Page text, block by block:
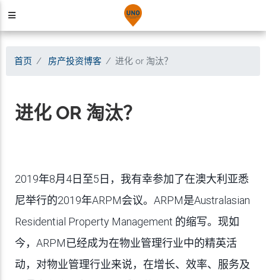
首页 房产投资博客 进化 or 淘汰？
进化 OR 淘汰？
2019年8月4日至5日，我有幸参加了在澳大利亚悉
尼举行的2019年ARPM会议。ARPM是Australasian
Residential Property Management 的缩写。现如
今，ARPM已经成为在物业管理行业中的精英活
动，对物业管理行业来说，在增长、效率、服务及